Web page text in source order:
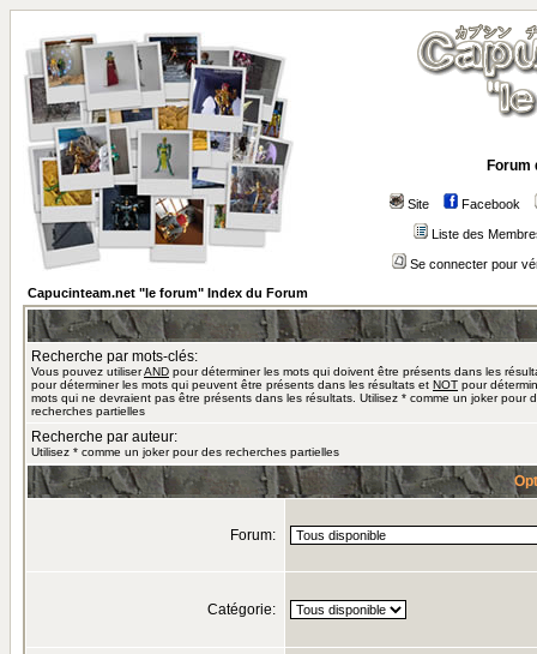
Forum
Site Facebook
Liste des
Se connecter pour
Capucinteam.net "le forum" Index du Forum
Recherche par mots-clés:
Vous pouvez utiliserAND pour déterminer les mots qui doivent être présents dans les
pour déterminer les mots qui peuvent être présents dans les résultats et NOT pour
mots qui ne devraient pas être présents dans les résultats. Utilisez * comme un joker pour
recherches partielles
Recherche par auteur:
Utilisez * comme un joker pour des recherches partielles
Forum:
Catégorie: